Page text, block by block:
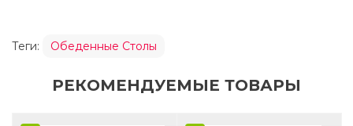
Теги: Обеденные Столы
РЕКОМЕНДУЕМЫЕ ТОВАРЫ